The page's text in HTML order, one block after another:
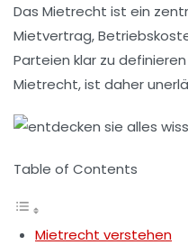
Das Mietrecht ist ein
Mietvertrag,
Parteien klar zu
Mietrecht, ist daher
Table of Contents
Mietrecht verstehen